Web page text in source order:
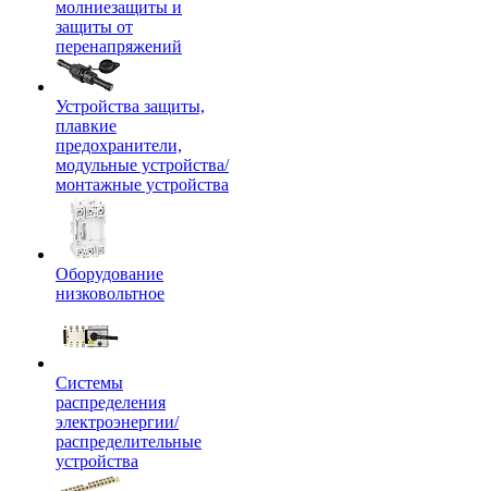
молниезащиты и
защиты от
перенапряжений
Устройства защиты,
плавкие
предохранители,
модульные устройства/
монтажные устройства
Оборудование
низковольтное
Системы
распределения
электроэнергии/
распределительные
устройства